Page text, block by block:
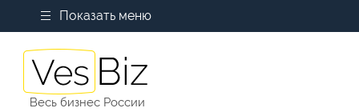
Показать меню
Весь бизнес России